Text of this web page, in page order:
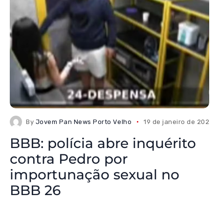
By Jovem Pan News Porto Velho 19 de janeiro de 2026
BBB: polícia abre inquérito
contra Pedro por
importunação sexual no
BBB 26